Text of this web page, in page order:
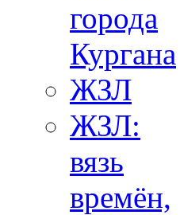
города
Кургана
ЖЗЛ
ЖЗЛ:
вязь
времён,